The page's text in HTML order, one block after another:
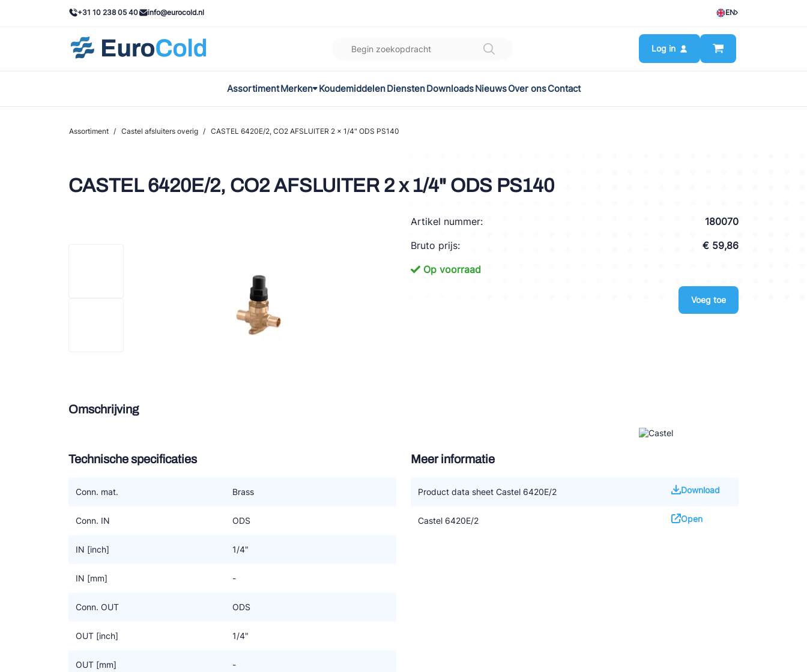
+31 10 238 05 40 info@eurocold.nl EN
Log in
AssortimentMerken
Castel
AWA
Doucette Industries
Ziehl-Abegg
ESK Schultze
KoudemiddelenDienstenDownloadsNieuwsOver onsContact
Assortiment / Castel afsluiters overig / CASTEL 6420E/2, CO2 AFSLUITER 2 x 1/4" ODS PS140
CASTEL 6420E/2, CO2 AFSLUITER 2 x 1/4" ODS PS140
Artikel nummer:
180070
Bruto prijs:
€ 59,86
Op voorraad
Voeg toe
Omschrijving
Technische specificaties
Conn. mat. Brass
Conn. IN ODS
IN [inch] 1/4"
IN [mm] -
Conn. OUT ODS
OUT [inch] 1/4"
OUT [mm] -
Meer informatie
Product data sheet Castel 6420E/2 Download
Castel 6420E/2 Open